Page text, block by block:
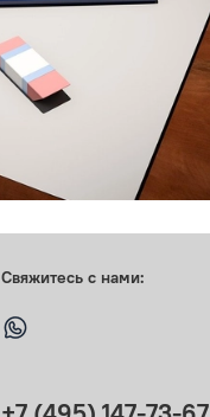
Свяжитесь с нами: